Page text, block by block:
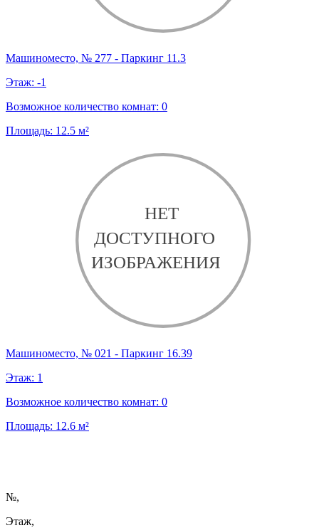
Машиноместо, № 277 - Паркинг 11.3
Этаж: -1
Возможное количество комнат: 0
Площадь: 12.5 м²
Машиноместо, № 021 - Паркинг 16.39
Этаж: 1
Возможное количество комнат: 0
Площадь: 12.6 м²
№,
Этаж,